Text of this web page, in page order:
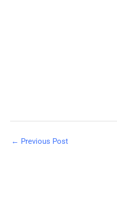
← Previous Post